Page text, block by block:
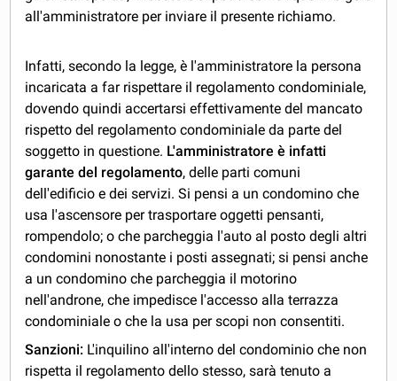
all'amministratore per inviare il presente richiamo.
Infatti, secondo la legge, è l'amministratore la persona
incaricata a far rispettare il regolamento condominiale,
dovendo quindi accertarsi effettivamente del mancato
rispetto del regolamento condominiale da parte del
soggetto in questione. L'amministratore è infatti
garante del regolamento, delle parti comuni
dell'edificio e dei servizi. Si pensi a un condomino che
usa l'ascensore per trasportare oggetti pensanti,
rompendolo; o che parcheggia l'auto al posto degli altri
condomini nonostante i posti assegnati; si pensi anche
a un condomino che parcheggia il motorino
nell'androne, che impedisce l'accesso alla terrazza
condominiale o che la usa per scopi non consentiti.
Sanzioni: L'inquilino all'interno del condominio che non
rispetta il regolamento dello stesso, sarà tenuto a